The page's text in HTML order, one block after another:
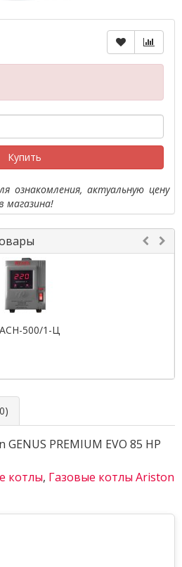
Купить
ознакомления, актуальную цену
магазина!
500/1-Ц
PREMIUM EVO 85 HP
котлы, Газовые котлы Ariston